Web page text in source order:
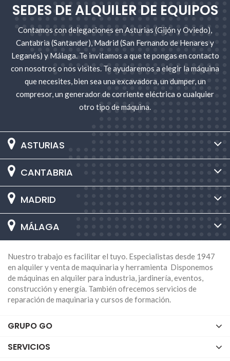
SEDES DE ALQUILER DE EQUIPOS
Contamos con delegaciones en Asturias (Gijón y Oviedo),
Cantabria (Santander), Madrid (San Fernando de Henares y
Leganés) y Málaga. Te invitamos a que te pongas en contacto
con nosotros o nos visites. Te ayudaremos a elegir la máquina
que necesites, bien sea una excavadora, un dumper, un
compresor, un generador de corriente eléctrica o cualquier
otro tipo de máquina.
ASTURIAS
CANTABRIA
MADRID
MÁLAGA
Nuestro trabajo es facilitar el tuyo. Especialistas desde 1947
en alquiler y venta de maquinaria y herramienta Disponemos
de máquinas en alquiler para industria, jardinería, eventos,
construcción y energía. También ofrecemos servicios de
reparación de maquinaria y cursos de formación.
GRUPO GO
SERVICIOS